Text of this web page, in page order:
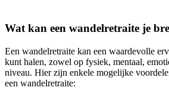
Wat kan een wandelretraite je
Een wandelretraite kan een waardevolle
kunt halen, zowel op fysiek, mentaal,
niveau. Hier zijn enkele mogelijke
een wandelretraite: